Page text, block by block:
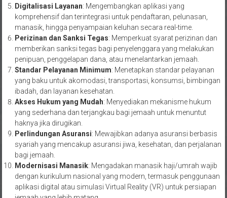
Digitalisasi Layanan: Mengembangkan aplikasi yang
komprehensif dan terintegrasi untuk pendaftaran, pelunasan,
manasik, hingga penyampaian keluhan secara real-time.
Perizinan dan Sanksi Tegas: Memperkuat syarat perizinan dan
memberikan sanksi tegas bagi penyelenggara yang melakukan
penipuan, penggelapan dana, atau menelantarkan jemaah.
Standar Pelayanan Minimum: Menetapkan standar pelayanan
yang baku untuk akomodasi, transportasi, konsumsi, bimbingan
ibadah, dan layanan kesehatan.
Akses Hukum yang Mudah: Menyediakan mekanisme hukum
yang sederhana dan terjangkau bagi jemaah untuk menuntut
haknya jika dirugikan.
Perlindungan Asuransi: Mewajibkan adanya asuransi berbasis
syariah yang mencakup asuransi jiwa, kesehatan, dan perjalanan
bagi jemaah.
Modernisasi Manasik: Mengadakan manasik haji/umrah wajib
dengan kurikulum nasional yang modern, termasuk penggunaan
aplikasi digital atau simulasi Virtual Reality (VR) untuk persiapan